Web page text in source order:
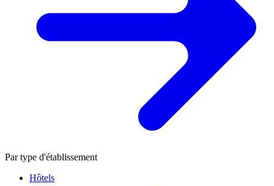
Par type d'établissement
Hôtels